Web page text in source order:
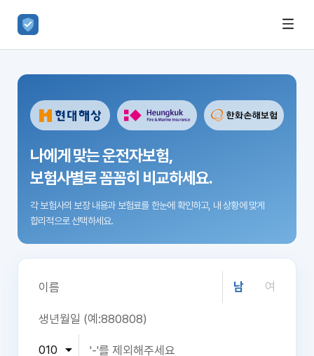
나에게 맞는 운전자보험,
보험사별로 꼼꼼히 비교하세요.
각 보험사의 보장 내용과 보험료를 한눈에 확인하고, 내 상황에 맞게
합리적으로 선택하세요.
남 여